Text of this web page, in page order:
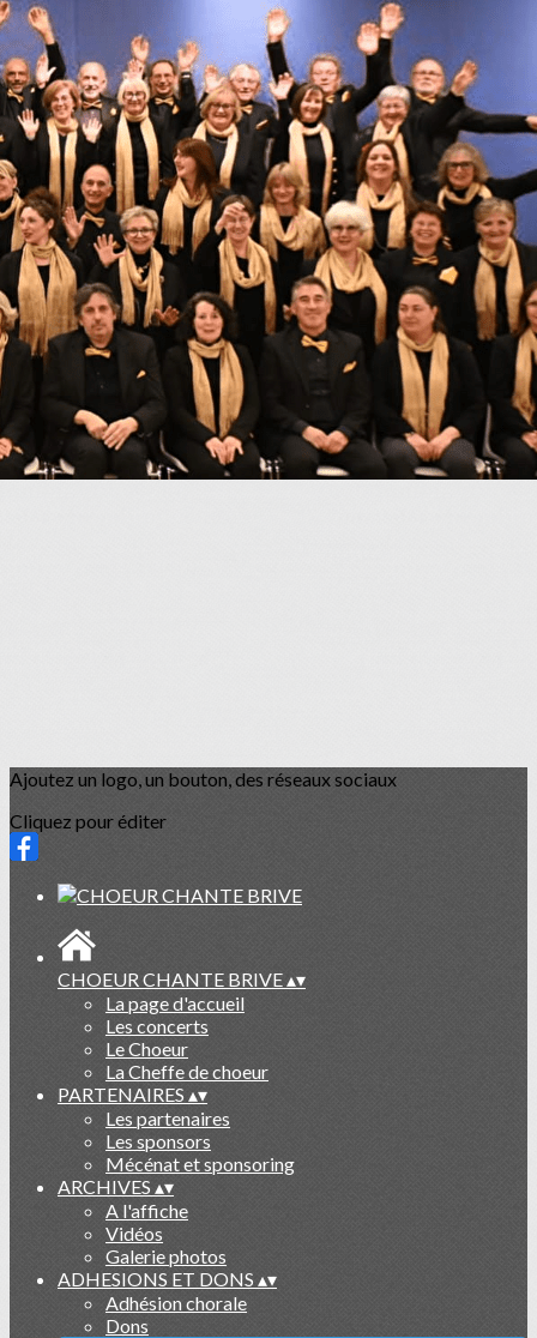
Menu
<
>
A l'affiche
Vidéos
Galerie photos
?>
Images de la page d'accueil
Cliquez pour éditer
Texte, bouton et/ou inscription à la newsletter
Cliquez pour éditer
Ajoutez un logo, un bouton, des réseaux sociaux
Cliquez pour éditer
CHOEUR CHANTE BRIVE▴▾
La page d'accueil
Les concerts
Le Choeur
La Cheffe de choeur
PARTENAIRES▴▾
Les partenaires
Les sponsors
Mécénat et sponsoring
ARCHIVES ▴▾
A l'affiche
Vidéos
Galerie photos
ADHESIONS ET DONS ▴▾
Adhésion chorale
Dons